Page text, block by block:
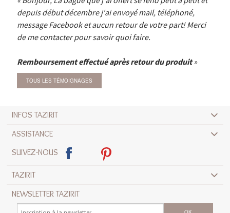
depuis début décembre j'ai envoyé mail, téléphoné,
message Facebook et aucun retour de votre part! Merci
de me contacter pour savoir quoi faire.
Remboursement effectué après retour du produit
TOUS LES TÉMOIGNAGES
INFOS TAZIRIT
ASSISTANCE
SUIVEZ-NOUS
TAZIRIT
NEWSLETTER TAZIRIT